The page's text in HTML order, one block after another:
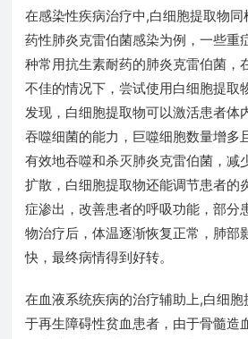
在感染性疾病治疗中,白细胞提取物
药性肺炎克雷伯菌感染为例，一些重
种常用抗生素耐药的肺炎克雷伯菌，
不佳的情况下，尝试使用白细胞提取
发现，白细胞提取物可以激活患者体
吞噬细菌的能力，巨噬细胞数量增多
有效地吞噬和杀灭肺炎克雷伯菌，减
扩散，白细胞提取物还能调节患者的
症渗出，改善患者的呼吸功能，部分
物治疗后，体温逐渐恢复正常，肺部
快，最终病情得到好转。
在血液系统疾病的治疗辅助上,白细
于再生障碍性贫血患者，由于骨髓造